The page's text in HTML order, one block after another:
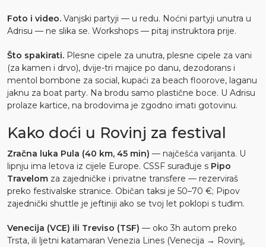
Foto i video. Vanjski partyji — u redu. Noćni partyji unutra u
Adrisu — ne slika se. Workshops — pitaj instruktora prije.
Što spakirati. Plesne cipele za unutra, plesne cipele za vani
(za kamen i drvo), dvije-tri majice po danu, dezodorans i
mentol bombone za social, kupaći za beach floorove, laganu
jaknu za boat party. Na brodu samo plastične boce. U Adrisu
prolaze kartice, na brodovima je zgodno imati gotovinu.
Kako doći u Rovinj za festival
Zračna luka Pula (40 km, 45 min) — najčešća varijanta. U
lipnju ima letova iz cijele Europe. CSSF surađuje s Pipo
Travelom za zajedničke i privatne transfere — rezerviraš
preko festivalske stranice. Običan taksi je 50–70 €; Pipov
zajednički shuttle je jeftiniji ako se tvoj let poklopi s tuđim.
Venecija (VCE) ili Treviso (TSF) — oko 3h autom preko
Trsta, ili ljetni katamaran Venezia Lines (Venecija → Rovinj,